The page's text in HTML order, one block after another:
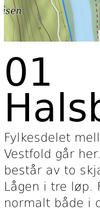
01
Fylkesdelet
Vestfold går
består av to
Lågen i tre løp.
normalt både i